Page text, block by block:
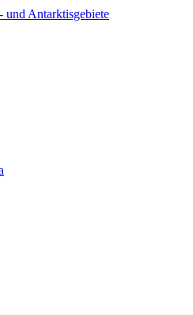
und Antarktisgebiete